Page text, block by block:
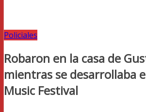
Policiales
Robaron en la casa de
mientras se desarrollaba
Music Festival